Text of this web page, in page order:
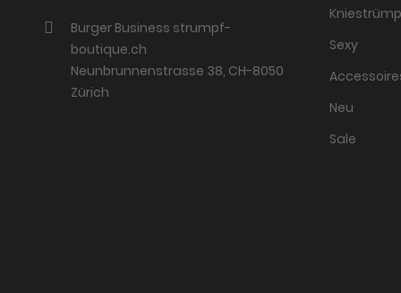
Burger Business strumpf-
boutique.ch
Neunbrunnenstrasse 38, CH-8050
Zürich
Sexy
Neu
Sale